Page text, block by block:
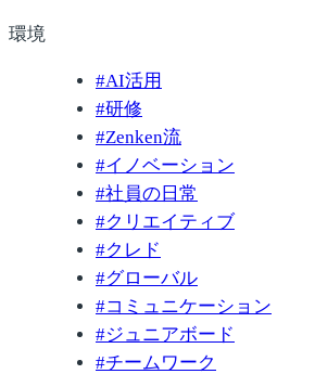
環境
#AI活用
#研修
#Zenken流
#イノベーション
#社員の日常
#クリエイティブ
#クレド
#グローバル
#コミュニケーション
#ジュニアボード
#チームワーク